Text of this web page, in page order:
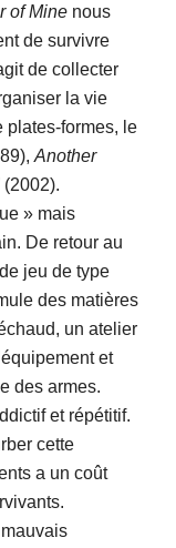
of Mine nous
de survivre
de collecter
la vie
plates-formes, le
Another
(2002).
» mais
De retour au
jeu de type
des matières
un atelier
et
des armes.
et répétitif.
cette
a un coût